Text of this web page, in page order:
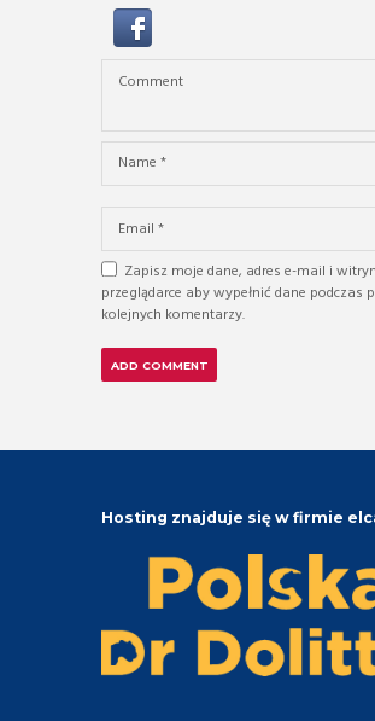
Zapisz moje dane, adres e-mail i
przeglądarce aby wypełnić dane podczas
kolejnych komentarzy.
Hosting znajduje się w firmie